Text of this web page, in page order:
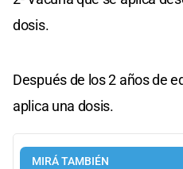
dosis.
Después de los 2 años de
aplica una dosis.
MIRÁ TAMBIÉN